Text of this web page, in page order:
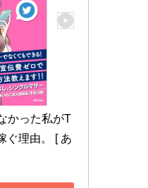
かった私がT
ぐ理由。 [ あ